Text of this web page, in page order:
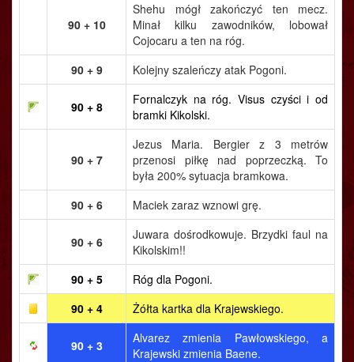
90 + 10
Shehu mógł zakończyć ten mecz.
Minał kilku zawodników, lobował
Cojocaru a ten na róg.
90 + 9
Kolejny szaleńczy atak Pogoni.
90 + 8
Fornalczyk na róg. Visus czyści i od
bramki Kikolski.
90 + 7
Jezus Maria. Bergier z 3 metrów
przenosi piłkę nad poprzeczką. To
była 200% sytuacja bramkowa.
90 + 6
Maciek zaraz wznowi grę.
90 + 6
Juwara dośrodkowuje. Brzydki faul na
Kikolskim!!
90 + 5
Róg dla Pogoni.
90 + 4
Żółta kartka dla Krajewskiego.
90 + 3
Alvarez zmienia Pawłowskiego, a
Krajewski zmienia Baene.